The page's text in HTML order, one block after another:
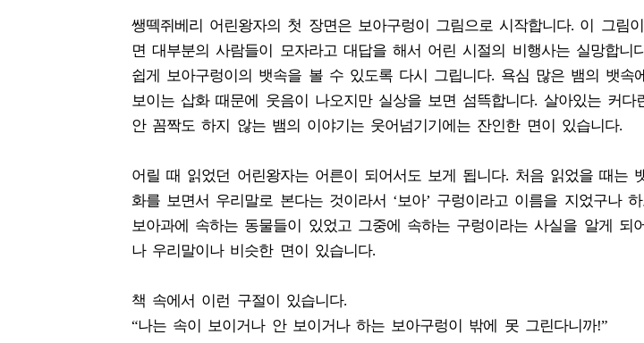
쌩떽쥐베리 어린왕자의 첫 장면은 보아구렁이 그림으로 시작합니다. 이 그림
면 대부분의 사람들이 모자라고 대답을 해서 어린 시절의 비행사는 실망합니
쉽게 보아구렁이의 뱃속을 볼 수 있도록 다시 그립니다. 욕심 많은 뱀의 뱃속
보이는 삽화 때문에 웃음이 나오지만 실상을 보면 섬뜩합니다. 살아있는 커
안 꼼짝도 하지 않는 뱀의 이야기는 웃어넘기기에는 잔인한 면이 있습니다.
어릴 때 읽었던 어린왕자는 어른이 되어서도 보게 됩니다. 처음 읽었을 때는
화를 보면서 우리말로 본다는 것이라서 ‘보아’ 구렁이라고 이름을 지었구나
보아과에 속하는 동물들이 있었고 그중에 속하는 구렁이라는 사실을 알게 되
나 우리말이나 비슷한 면이 있습니다.
책 속에서 이런 구절이 있습니다.
“나는 속이 보이거나 안 보이거나 하는 보아구렁이 밖에 못 그린다니까!”